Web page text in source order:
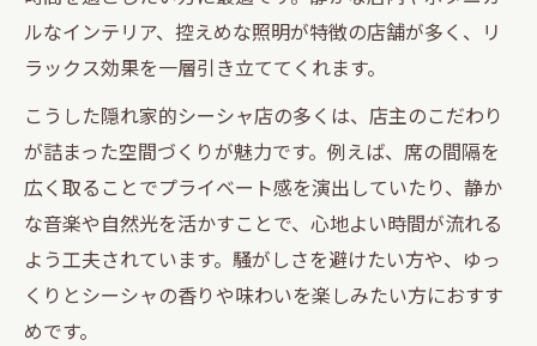
ルなインテリア、控えめな照明が特徴の店舗が多く、リ
ラックス効果を一層引き立ててくれます。
こうした隠れ家的シーシャ店の多くは、店主のこだわり
が詰まった空間づくりが魅力です。例えば、席の間隔を
広く取ることでプライベート感を演出していたり、静か
な音楽や自然光を活かすことで、心地よい時間が流れる
よう工夫されています。騒がしさを避けたい方や、ゆっ
くりとシーシャの香りや味わいを楽しみたい方におすす
めです。